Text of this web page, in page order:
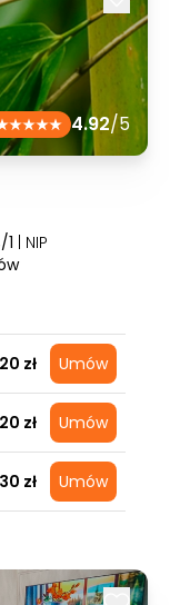
4.92/5
| NIP
20 zł Umów
zł Umów
30 zł Umów